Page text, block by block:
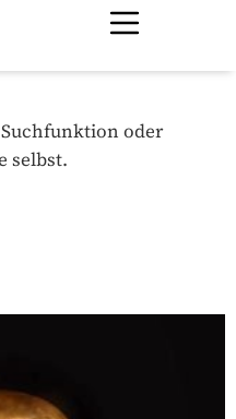
oder
selbst.